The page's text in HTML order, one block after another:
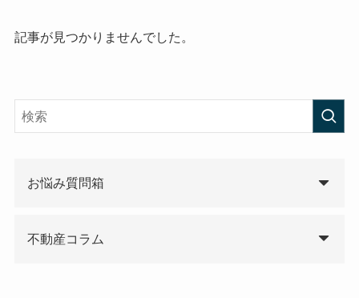
記事が見つかりませんでした。
お悩み質問箱
不動産コラム